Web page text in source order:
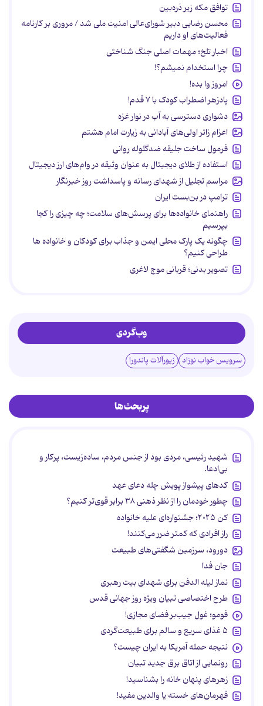
توافق مکه زیر ذره‌بین
محسن رضایی دبیر شورای‌عالی امنیت ملی شد / مروری بر کارنامه
فعالیت‌های او داریم
اخبار تلخ؛ مهمات اصلی جنگ شناختی
چرا استخدام نمیشم؟!
امروز وا بده!
پادزهر اضطراب کودک با ۷ قدم!
دشواری دسترسی به آب در نوار غزه
اعزام زائر اولی‌های آبادانی به زیارت امام هشتم
فرمول ساخت جلیقه ضدگلوله روانی
استفاده از طلای دیجیتال به عنوان وثیقه در وام‌های ارز دیجیتال
مراسم تجلیل از شهدای رسانه و پاسداشت روز خبرنگار
ترامپ در بن‌بست ایران
راهنمای خانواده‌ها برای پرسش‌های سلامت؛ چه چیزی را کجا
بپرسیم
چگونه یک پارک محلی ایمن و جذاب برای کودکان و خانواده ها
طراحی کنیم؟
تصویر بدنی؛ قربانی موج لاغری
وب‌گردی
سرویس خواب نوزاد زیورآلات پاندورا
پربحث‌ها
شهید رئیسی، مردی بود از جنس مردم، ساده‌زیست، پرکار و
بی‌ادعا.
کدهای پیشواز پویش چله دعای عهد
چطور خودمان را از نظر ذهنی ۳۸ برابر قوی‌تر کنیم؟
کن ۲۰۲۵؛ جشنواره‌ای علیه خانواده
راز افرادی که کمتر ضرر می‌کنند!
دورود، سرزمین شگفتی‌های طبیعت
جان فدا
نماز لیله الدفن برای شهدای بیت رهبری
طرح اختصاصی تبیان ویژه روز جهانی قدس
فومو؛ غول جیب‌بر فضای مجازی!
۵ غذای سریع و سالم برای طبیعت‌گردی
نتیجه حمله آمریکا به ایران چیست؟
رونمایی از اتاق برق جدید تبیان
زهرهای پنهان خانه را بشناسید!
قهرمان‌های خسته یا والدین مفید!